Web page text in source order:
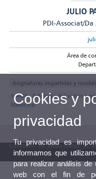
JULIO
PDI-Associat/
Área de
Asignaturas impartidas y
34484 - Patología del sistema
Medicina
© 2026 UV. - Av. Blasco Ibáñez, 13.
Cookies y
privacidad
Tu privacidad es
informamos que
para realizar análisis
web con el fin de